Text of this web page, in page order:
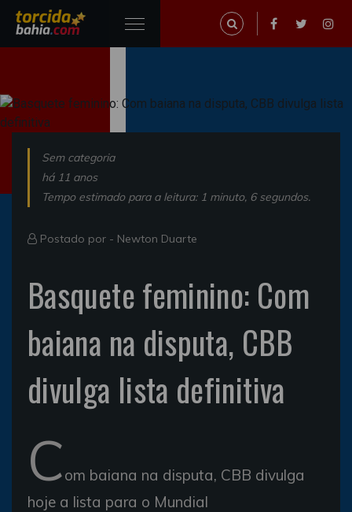
Sem categoria
há 11 anos
Tempo estimado para a leitura: 1 minuto, 6 segundos.
Postado por - Newton Duarte
Basquete feminino: Com
baiana na disputa, CBB
divulga lista definitiva
Com baiana na disputa, CBB divulga
hoje a lista para o Mundial